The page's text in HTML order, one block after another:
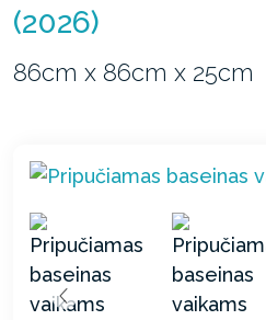
(2026)
86cm x 86cm x 25cm